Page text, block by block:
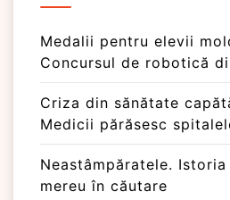
Medalii pentru elevii
Concursul de robotică
Criza din sănătate
Medicii părăsesc
Neastâmpăratele.
mereu în căutare